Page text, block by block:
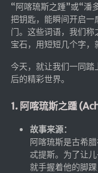
“阿喀琉斯之踵”或“潘
把钥匙，能瞬间开启
门。这些词语，我们
宝石，用短短几个字，
今天，就让我们一同
后的精彩世界。
1. 阿喀琉斯之踵
故事来源：
阿喀琉斯是古希
忒提斯。为了让
就手握着他的脚
合集网
鱼塘热榜
航拍全景
暗网导航
网页代
Google